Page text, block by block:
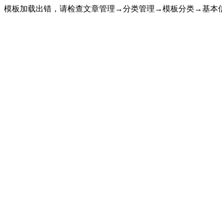
模板加载出错，请检查文章管理→分类管理→模板分类→基本